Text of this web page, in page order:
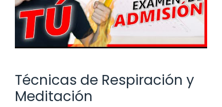
Técnicas de Respiración y
Meditación